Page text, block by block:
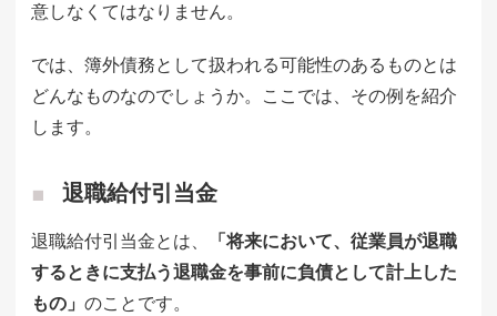
意しなくてはなりません。
では、簿外債務として扱われる可能性のあるものとは
どんなものなのでしょうか。ここでは、その例を紹介
します。
退職給付引当金
退職給付引当金とは、
「将来において、従業員が退職
するときに支払う退職金を事前に負債として計上した
もの」 のことです。